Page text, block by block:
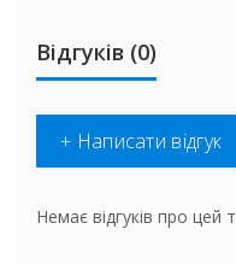
Відгуків (0)
+ Написати відгук
Немає відгуків про цей